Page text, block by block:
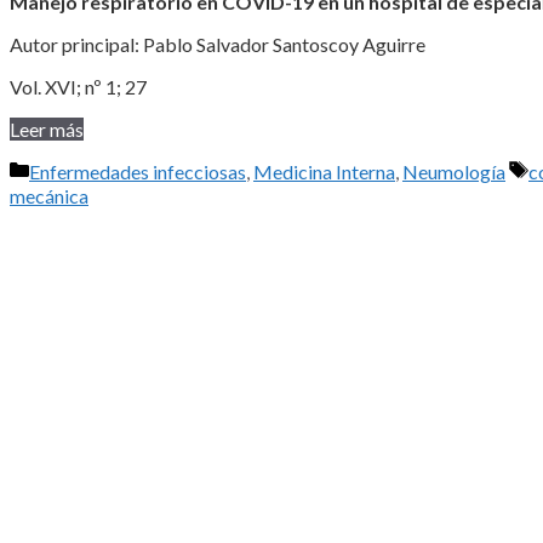
Autor principal: Pablo Salvador Santoscoy Aguirre
Vol. XVI; nº 1; 27
Leer más
Categorías
Enfermedades infecciosas Medicina Interna Neumología
mecánica